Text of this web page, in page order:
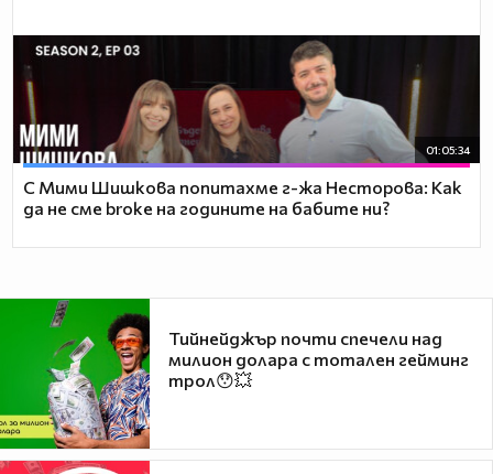
01:05:34
С Мими Шишкова попитахме г-жа Несторова: Как
да не сме broke на годините на бабите ни?
Тийнейджър почти спечели над
милион долара с тотален гейминг
трол😯💥